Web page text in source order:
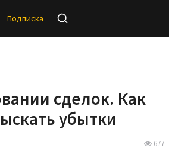
Подписка
сделок. Как
убытки
677